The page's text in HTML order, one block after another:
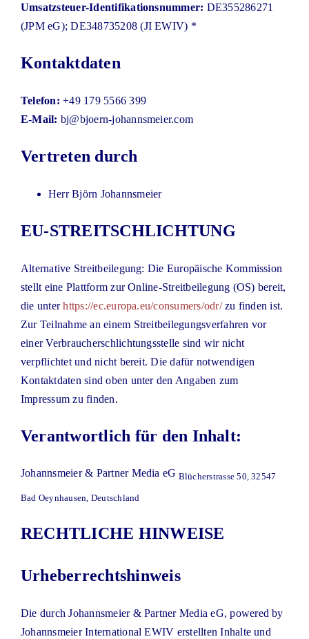
Umsatzsteuer-Identifikationsnummer: DE355286271
(JPM eG); DE348735208 (JI EWIV) *
Kontaktdaten
Telefon: +49 179 5566 399
E-Mail: bj@bjoern-johannsmeier.com
Vertreten durch
Herr Björn Johannsmeier
EU-STREITSCHLICHTUNG
Alternative Streitbeilegung: Die Europäische Kommission
stellt eine Plattform zur Online-Streitbeilegung (OS) bereit,
die unterhttps://ec.europa.eu/consumers/odr/zu finden ist.
Zur Teilnahme an einem Streitbeilegungsverfahren vor
einer Verbraucherschlichtungsstelle sind wir nicht
verpflichtet und nicht bereit. Die dafür notwendigen
Kontaktdaten sind oben unter den Angaben zum
Impressum zu finden.
Verantwortlich für den Inhalt:
Johannsmeier & Partner Media eG Blücherstrasse 50, 32547
Bad Oeynhausen, Deutschland
RECHTLICHE HINWEISE
Urheberrechtshinweis
Die durch Johannsmeier & Partner Media eG, powered by
Johannsmeier International EWIV erstellten Inhalte und